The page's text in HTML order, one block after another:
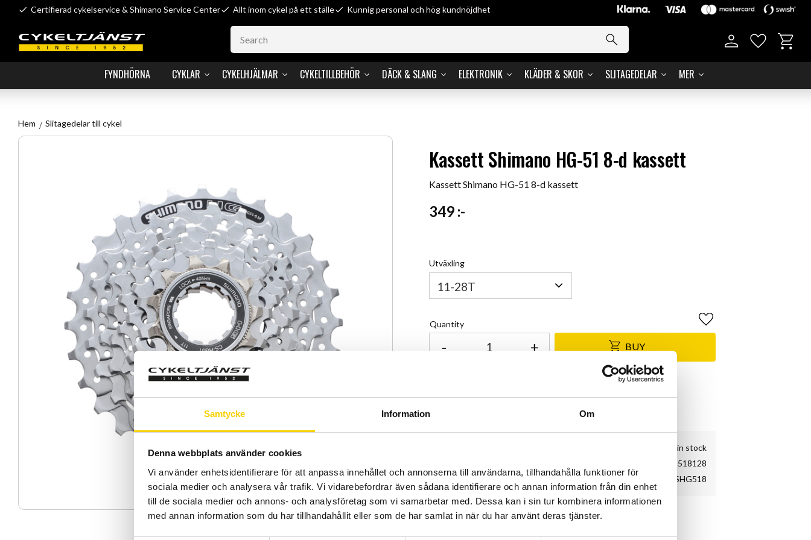
Samtycke Information Om
Denna webbplats använder cookies
Vi använder enhetsidentifierare för att anpassa innehållet och annonserna till användarna, tillhandahålla funktioner för
sociala medier och analysera vår trafik. Vi vidarebefordrar även sådana identifierare och annan information från din enhet
till de sociala medier och annons- och analysföretag som vi samarbetar med. Dessa kan i sin tur kombinera informationen
med annan information som du har tillhandahållit eller som de har samlat in när du har använt deras tjänster.
Certifierad cykelservice & Shimano Service Center Allt inom cykel på ett ställe Kunnig personal och hög kundnöjdhet
FYNDHÖRNA CYKLAR CYKELHJÄLMAR CYKELTILLBEHÖR DÄCK & SLANG ELEKTRONIK KLÄDER & SKOR SLITAGEDELAR MER
Favorites
Hem Slitagedelar till cykel
Kassett Shimano HG-51 8-d kassett
Kassett Shimano HG-51 8-d kassett
349:-
Utväxling
Quantity
+
- BUY
Add to favorites
Certifierad cykelservice & Shimano Service Center
8 pc. in stock
ECSHG518128
Manufacturer article no
ECSHG518
Lägre vikt än HG50, och mer slitstark